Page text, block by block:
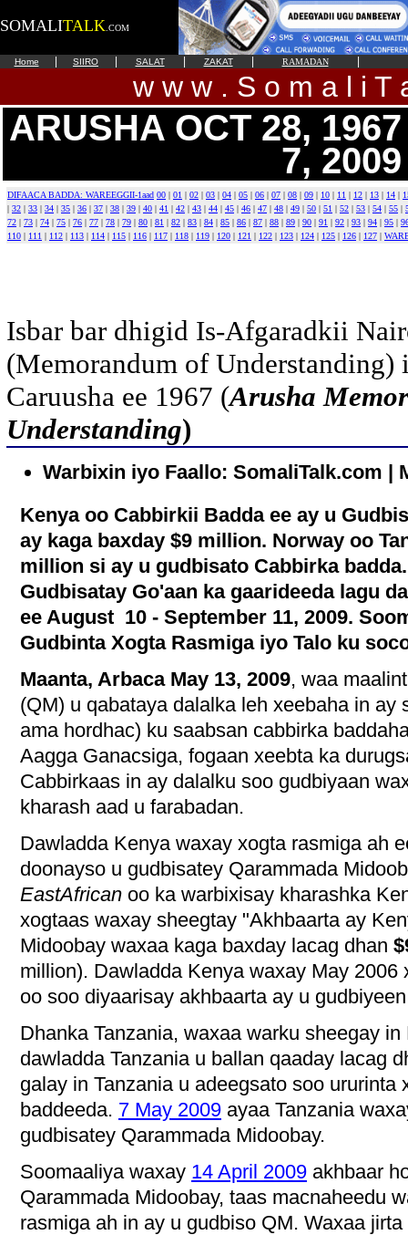
SOMALITALK .COM
Home SIIRO SALAT ZAKAT RAMADAN
w w w . S o m a l i T
ARUSHA OCT 28,
7, 2009
DIFAACA BADDA: WAREEGGII-1aad 00 | 01 | 02 | 03 | 04 | 05 | 06 | 07 | 08 | 09 | 10 | 11 | 12 | 13 | 14 |
| 32 | 33 | 34 | 35 | 36 | 37 | 38 | 39 | 40 | 41 | 42 | 43 | 44 | 45 | 46 | 47 | 48 | 49 | 50 | 51 | 52 | 53 | 54 | 55 |
72 | 73 | 74 | 75 | 76 | 77 | 78 | 79 | 80 | 81 | 82 | 83 | 84 | 85 | 86 | 87 | 88 | 89 | 90 | 91 | 92 | 93 | 94 | 95 |
110 | 111 | 112 | 113 | 114 | 115 | 116 | 117 | 118 | 119 | 120 | 121 | 122 | 123 | 124 | 125 | 126 | 127 |
Isbar bar dhigid Is-Afgaradkii
(Memorandum of
Caruusha ee 1967 (Arusha
Understanding)
Warbixin iyo Faallo: SomaliTalk.com |
Kenya oo Cabbirkii Badda ee ay u
ay kaga baxday $9 million. Norway oo
million si ay u gudbisato Cabbirka
Gudbisatay Go'aan ka gaarideeda lagu
ee August 10 - September 11, 2009.
Gudbinta Xogta Rasmiga iyo Talo ku
Maanta, Arbaca May 13, 2009, waa
(QM) u qabataya dalalka leh xeebaha in ay
ama hordhac) ku saabsan cabbirka
Aagga Ganacsiga, fogaan xeebta ka
Cabbirkaas in ay dalalku soo gudbiyaan
kharash aad u farabadan.
Dawladda Kenya waxay xogta rasmiga ah
doonayso u gudbisatey Qarammada
EastAfrican oo ka warbixisay kharashka
xogtaas waxay sheegtay "Akhbaarta ay
Midoobay waxaa kaga baxday lacag dhan
million). Dawladda Kenya waxay May
oo soo diyaarisay akhbaarta ay u
Dhanka Tanzania, waxaa warku sheegay
dawladda Tanzania u ballan qaaday lacag
galay in Tanzania u adeegsato soo ururinta
baddeeda. 7 May 2009 ayaa Tanzania
gudbisatey Qarammada Midoobay.
Soomaaliya waxay 14 April 2009 akhbaar
Qarammada Midoobay, taas macnaheedu
rasmiga ah in ay u gudbiso QM. Waxaa